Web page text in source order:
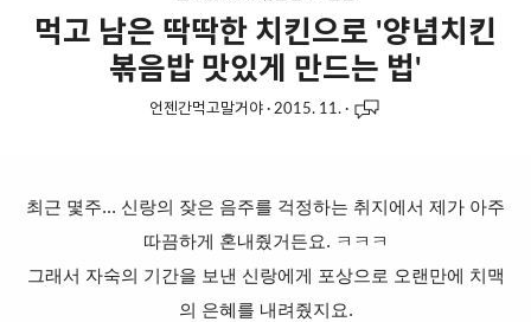
먹고 남은 딱딱한 치킨으로 '양념치킨
볶음밥 맛있게 만드는 법'
언젠간먹고말거야 · 2015. 11. ·
최근 몇주... 신랑의 잦은 음주를 걱정하는 취지에서 제가 아주
따끔하게 혼내줬거든요. ㅋㅋㅋ
그래서 자숙의 기간을 보낸 신랑에게 포상으로 오랜만에 치맥
의 은혜를 내려줬지요.